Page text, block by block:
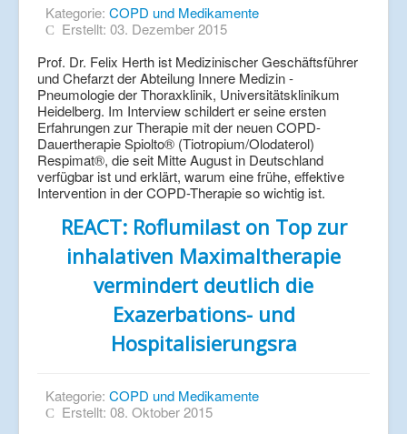
Kategorie: COPD und Medikamente
Erstellt: 03. Dezember 2015
Prof. Dr. Felix Herth ist Medizinischer Geschäftsführer
und Chefarzt der Abteilung Innere Medizin -
Pneumologie der Thoraxklinik, Universitätsklinikum
Heidelberg. Im Interview schildert er seine ersten
Erfahrungen zur Therapie mit der neuen COPD-
Dauertherapie Spiolto® (Tiotropium/Olodaterol)
Respimat®, die seit Mitte August in Deutschland
verfügbar ist und erklärt, warum eine frühe, effektive
Intervention in der COPD-Therapie so wichtig ist.
REACT: Roflumilast on Top zur
inhalativen Maximaltherapie
vermindert deutlich die
Exazerbations- und
Hospitalisierungsra
Kategorie: COPD und Medikamente
Erstellt: 08. Oktober 2015